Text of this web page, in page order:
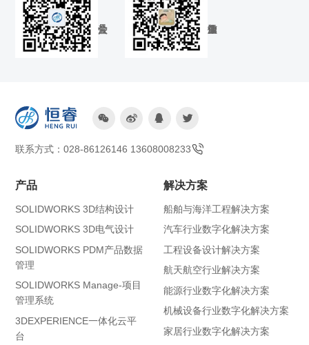
   
联系方式：028-86126146 13608008233
产品
SOLIDWORKS 3D结构设计
SOLIDWORKS 3D电气设计
SOLIDWORKS PDM产品数据
管理
SOLIDWORKS Manage-项目
管理系统
3DEXPERIENCE一体化云平
台
解决方案
船舶与海洋工程解决方案
汽车行业数字化解决方案
工程设备设计解决方案
航天航空行业解决方案
能源行业数字化解决方案
机械设备行业数字化解决方案
家居行业数字化解决方案